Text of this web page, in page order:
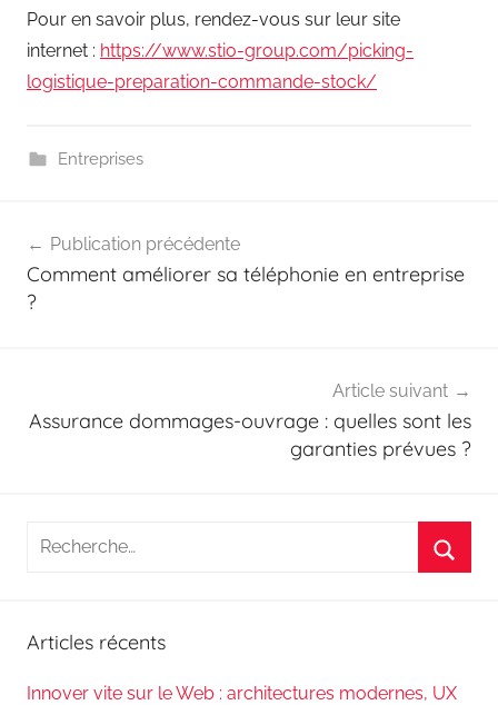
Pour en savoir plus, rendez-vous sur leur site
internet : https://www.stio-group.com/picking-
logistique-preparation-commande-stock/
Entreprises
de
l’article
Publication précédente
Comment améliorer sa téléphonie en entreprise
?
Article suivant
Assurance dommages-ouvrage : quelles sont les
garanties prévues ?
Recherche
Articles récents
Innover vite sur le Web : architectures modernes, UX